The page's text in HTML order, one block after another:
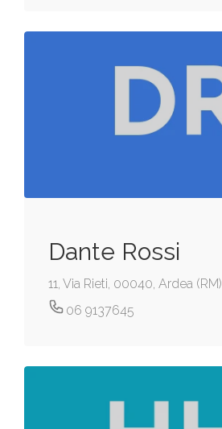
Dante Rossi
11, Via Rieti, 00040, Ardea (RM)
06 9137645